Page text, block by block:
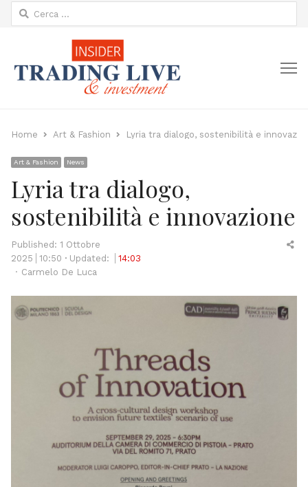
Ricerca
per:
Home Art & Fashion Lyria tra dialogo, sostenibilità e
Art & Fashion News
Lyria tra dialogo,
sostenibilità e innovazione
Published: 1 Ottobre
2025
10:50 Updated:
14:03
Author
Carmelo De Luca